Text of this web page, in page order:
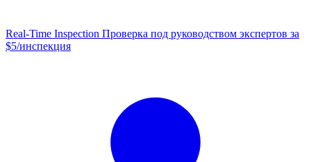
Real-Time Inspection Проверка под руководством экспертов за
$5/инспекция